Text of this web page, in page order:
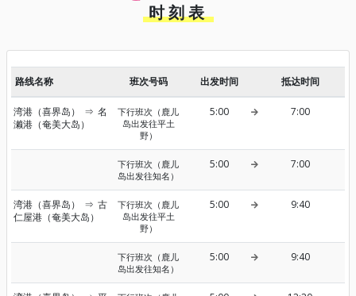
时刻表
路线名称 班次号码 出发时间 抵达时间
湾港（喜界岛） ⇒ 名
濑港（奄美大岛）
下行班次（鹿儿
岛出发往平土
野）
5:00 7:00
下行班次（鹿儿
岛出发往知名）
5:00 7:00
湾港（喜界岛） ⇒ 古
仁屋港（奄美大岛）
下行班次（鹿儿
岛出发往平土
野）
5:00 9:40
下行班次（鹿儿
岛出发往知名）
5:00 9:40